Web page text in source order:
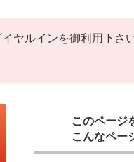
ヤルインを御利用下さ
このページ
こんなペー